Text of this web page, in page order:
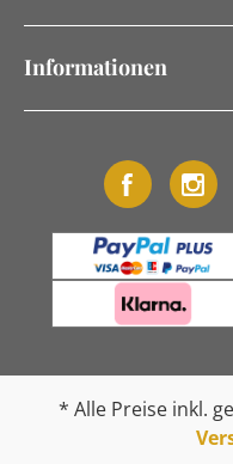
Informationen
* Alle Preise inkl.